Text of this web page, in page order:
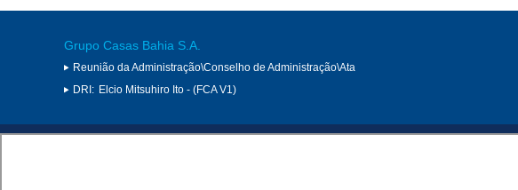
Grupo Casas Bahia S.A.
Reunião da Administração\Conselho de Administração\Ata
DRI: Elcio Mitsuhiro Ito - (FCA V1)